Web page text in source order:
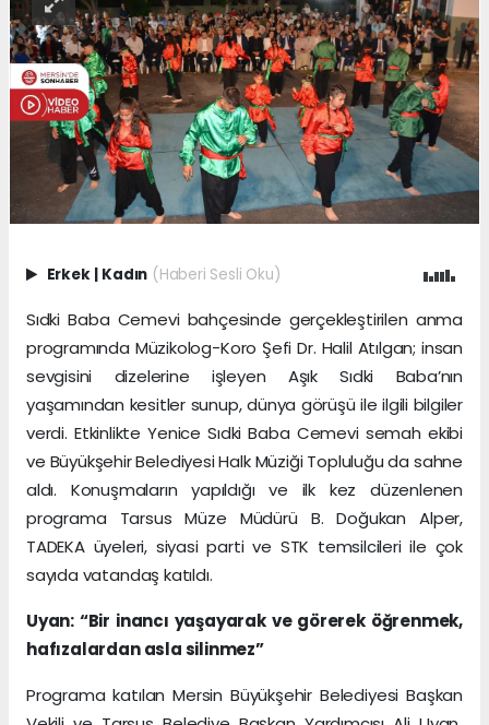
Erkek | Kadın (Haberi Sesli Oku)
Sıdki Baba Cemevi bahçesinde gerçekleştirilen anma
programında Müzikolog-Koro Şefi Dr. Halil Atılgan; insan
sevgisini dizelerine işleyen Aşık Sıdki Baba’nın
yaşamından kesitler sunup, dünya görüşü ile ilgili bilgiler
verdi. Etkinlikte Yenice Sıdki Baba Cemevi semah ekibi
ve Büyükşehir Belediyesi Halk Müziği Topluluğu da sahne
aldı. Konuşmaların yapıldığı ve ilk kez düzenlenen
programa Tarsus Müze Müdürü B. Doğukan Alper,
TADEKA üyeleri, siyasi parti ve STK temsilcileri ile çok
sayıda vatandaş katıldı.
Uyan: “Bir inancı yaşayarak ve görerek öğrenmek,
hafızalardan asla silinmez”
Programa katılan Mersin Büyükşehir Belediyesi Başkan